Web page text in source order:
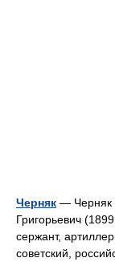
Черняк — Черняк
Григорьевич
сержант,
советский,